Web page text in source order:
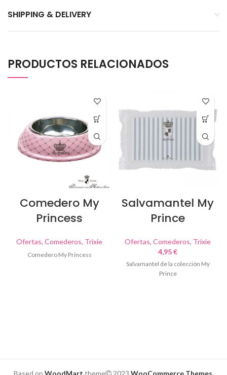
SHIPPING & DELIVERY
PRODUCTOS RELACIONADOS
Comedero My
Princess
Ofertas, Comederos, Trixie
Comedero My Princess
Salvamantel My
Prince
Ofertas, Comederos, Trixie
4,95€
Salvamantel de la colección My
Prince
Based on WoodMart theme 2023 WooCommerce Themes